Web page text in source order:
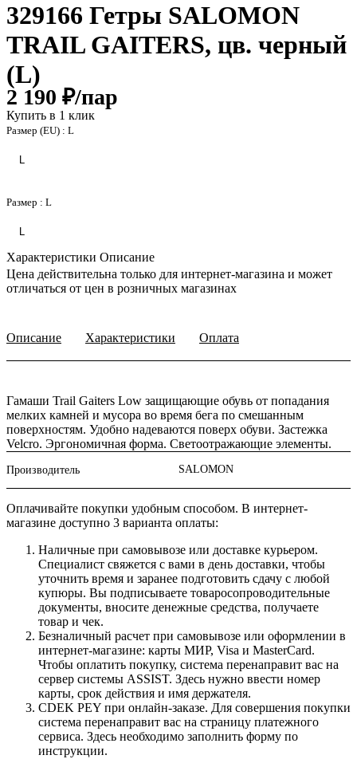
329166 Гетры SALOMON
TRAIL GAITERS, цв. черный
(L)
2 190 ₽/пар
Купить в 1 клик
Размер (EU) : L
L
Размер : L
L
Характеристики Описание
Цена действительна только для интернет-магазина и может
отличаться от цен в розничных магазинах
Описание Характеристики Оплата
Гамаши Trail Gaiters Low защищающие обувь от попадания
мелких камней и мусора во время бега по смешанным
поверхностям. Удобно надеваются поверх обуви. Застежка
Velcro. Эргономичная форма. Светоотражающие элементы.
Производитель SALOMON
Оплачивайте покупки удобным способом. В интернет-
магазине доступно 3 варианта оплаты:
Наличные при самовывозе или доставке курьером.
Специалист свяжется с вами в день доставки, чтобы
уточнить время и заранее подготовить сдачу с любой
купюры. Вы подписываете товаросопроводительные
документы, вносите денежные средства, получаете
товар и чек.
Безналичный расчет при самовывозе или оформлении в
интернет-магазине: карты МИР, Visa и MasterCard.
Чтобы оплатить покупку, система перенаправит вас на
сервер системы ASSIST. Здесь нужно ввести номер
карты, срок действия и имя держателя.
CDEK PEY при онлайн-заказе. Для совершения покупки
система перенаправит вас на страницу платежного
сервиса. Здесь необходимо заполнить форму по
инструкции.